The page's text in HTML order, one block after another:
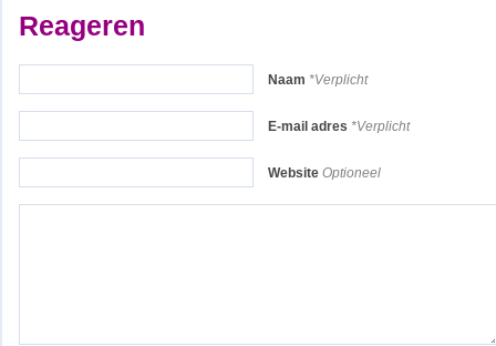
Reageren
Naam *Verplicht
E-mail adres *Verplicht
Website Optioneel